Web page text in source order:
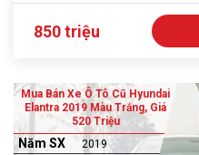
850 triệu
Mua Bán Xe Ô Tô Cũ Hyundai
Elantra 2019 Màu Trắng, Giá
520 Triệu
Năm SX 2019